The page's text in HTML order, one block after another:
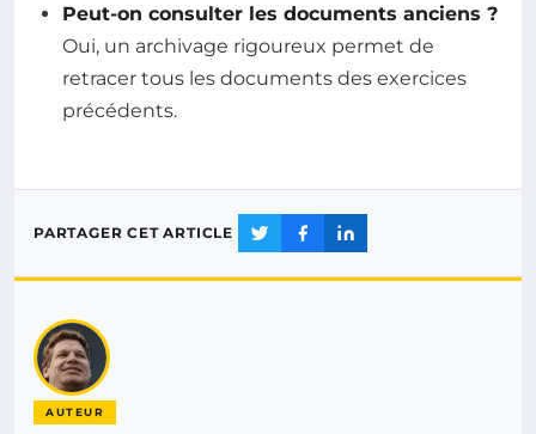
Peut-on consulter les documents anciens ?
Oui, un archivage rigoureux permet de
retracer tous les documents des exercices
précédents.
PARTAGER CET ARTICLE
AUTEUR